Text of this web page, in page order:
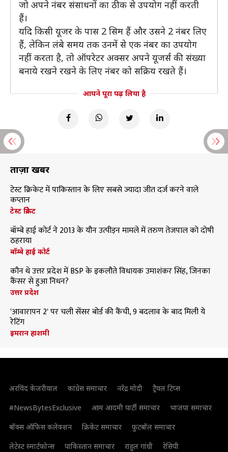
जो अपने नंबर संसाधनों का ठीक से उपयोग नहीं करती
हैं।
यदि किसी यूजर के पास 2 सिम हैं और उसने 2 नंबर लिए
हैं, लेकिन लंबे समय तक उनमें से एक नंबर का उपयोग
नहीं करता है, तो ऑपरेटर अक्सर अपने यूजर्स की संख्या
बनाये रखने रखने के लिए नंबर को सक्रिय रखते हैं।
आपने पूरा पढ़ लिया है
ताज़ा खबरें
टेस्ट क्रिकेट में पाकिस्तान के लिए सबसे ज्यादा जीत दर्ज करने वाले
कप्तान
टेस्ट क्रिकेट
बॉम्बे हाई कोर्ट ने 2013 के यौन उत्पीड़न मामले में तरुण तेजपाल को दोषी
ठहराया
बॉम्बे हाई कोर्ट
कौन थे उत्तर प्रदेश में BSP के इकलौते विधायक उमाशंकर सिंह, जिनका
कैंसर से हुआ निधन?
उत्तर प्रदेश
'आवारापन 2' पर चली सेंसर बोर्ड की कैंची, 9 बदलाव के बाद मिली ये
रेटिंग
इमरान हाशमी
अरविंद केजरीवाल कांग्रेस समाचार नरेंद्र मोदी
ट्रैवल टिप्स
#NewsBytesExclusive
आम आदमी पार्टी समाचार
भाजपा समाचार
बॉक्स ऑफिस कलेक्शन
क्रिकेट समाचार
फुटबॉल समाचार
लेटेस्ट स्मार्टफोन्स
पाकिस्तान समाचार राहुल गांधी रेसिपी